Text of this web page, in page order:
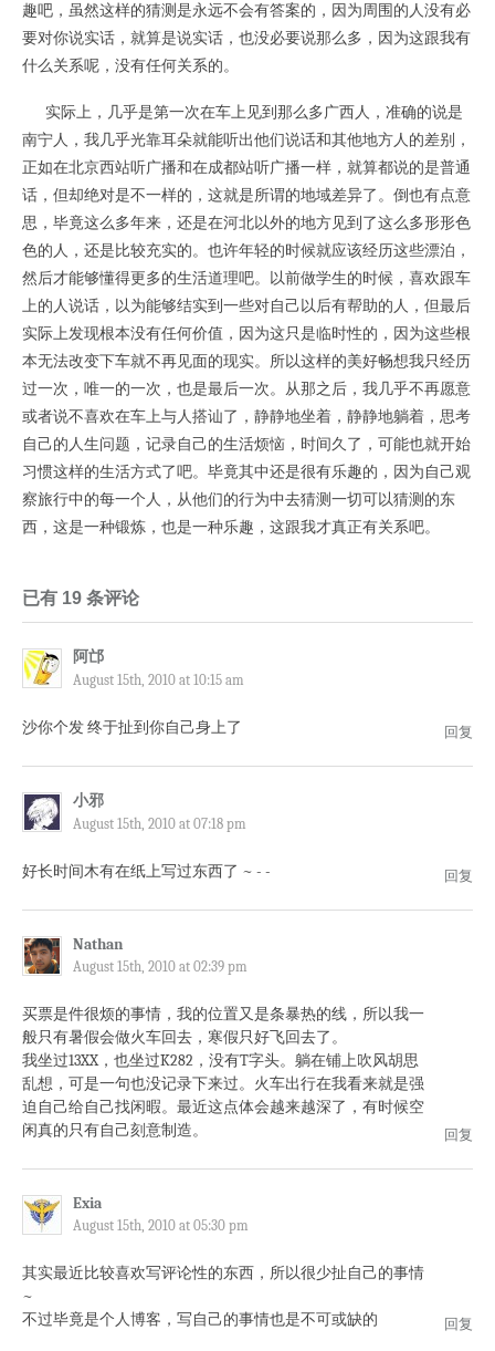
趣吧，虽然这样的猜测是永远不会有答案的，因为周围的人没有必
要对你说实话，就算是说实话，也没必要说那么多，因为这跟我有
什么关系呢，没有任何关系的。
实际上，几乎是第一次在车上见到那么多广西人，准确的说是
南宁人，我几乎光靠耳朵就能听出他们说话和其他地方人的差别，
正如在北京西站听广播和在成都站听广播一样，就算都说的是普通
话，但却绝对是不一样的，这就是所谓的地域差异了。倒也有点意
思，毕竟这么多年来，还是在河北以外的地方见到了这么多形形色
色的人，还是比较充实的。也许年轻的时候就应该经历这些漂泊，
然后才能够懂得更多的生活道理吧。以前做学生的时候，喜欢跟车
上的人说话，以为能够结实到一些对自己以后有帮助的人，但最后
实际上发现根本没有任何价值，因为这只是临时性的，因为这些根
本无法改变下车就不再见面的现实。所以这样的美好畅想我只经历
过一次，唯一的一次，也是最后一次。从那之后，我几乎不再愿意
或者说不喜欢在车上与人搭讪了，静静地坐着，静静地躺着，思考
自己的人生问题，记录自己的生活烦恼，时间久了，可能也就开始
习惯这样的生活方式了吧。毕竟其中还是很有乐趣的，因为自己观
察旅行中的每一个人，从他们的行为中去猜测一切可以猜测的东
西，这是一种锻炼，也是一种乐趣，这跟我才真正有关系吧。
已有 19 条评论
阿邙
August 15th, 2010 at 10:15 am
沙你个发 终于扯到你自己身上了 回复
小邪
August 15th, 2010 at 07:18 pm
好长时间木有在纸上写过东西了 ~ - - 回复
Nathan
August 15th, 2010 at 02:39 pm
买票是件很烦的事情，我的位置又是条暴热的线，所以我一
般只有暑假会做火车回去，寒假只好飞回去了。
我坐过13XX，也坐过K282，没有T字头。躺在铺上吹风胡思
乱想，可是一句也没记录下来过。火车出行在我看来就是强
迫自己给自己找闲暇。最近这点体会越来越深了，有时候空
闲真的只有自己刻意制造。
回复
Exia
August 15th, 2010 at 05:30 pm
其实最近比较喜欢写评论性的东西，所以很少扯自己的事情
~
不过毕竟是个人博客，写自己的事情也是不可或缺的
回复